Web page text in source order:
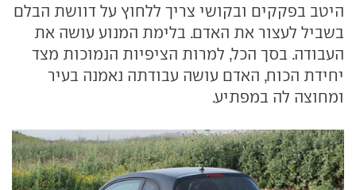
היטב בפקקים ובקושי צריך ללחוץ על דוושת הבלם
בשביל לעצור את האדם. בלימת המנוע עושה את
העבודה. בסך הכל, למרות הציפיות הנמוכות מצד
יחידת הכוח, האדם עושה עבודתה נאמנה בעיר
ומחוצה לה במפתיע.